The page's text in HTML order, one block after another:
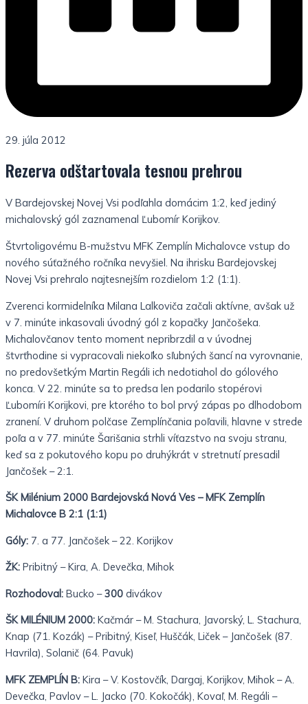
29. júla 2012
Rezerva odštartovala tesnou prehrou
V Bardejovskej Novej Vsi podľahla domácim 1:2, keď jediný
michalovský gól zaznamenal Ľubomír Korijkov.
Štvrtoligovému B-mužstvu MFK Zemplín Michalovce vstup do
nového súťažného ročníka nevyšiel. Na ihrisku Bardejovskej
Novej Vsi prehralo najtesnejším rozdielom 1:2 (1:1).
Zverenci kormidelníka Milana Lalkoviča začali aktívne, avšak už
v 7. minúte inkasovali úvodný gól z kopačky Jančošeka.
Michalovčanov tento moment nepribrzdil a v úvodnej
štvrťhodine si vypracovali niekoľko sľubných šancí na vyrovnanie,
no predovšetkým Martin Regáli ich nedotiahol do gólového
konca. V 22. minúte sa to predsa len podarilo stopérovi
Ľubomíri Korijkovi, pre ktorého to bol prvý zápas po dlhodobom
zranení. V druhom polčase Zemplínčania poľavili, hlavne v strede
poľa a v 77. minúte Šarišania strhli víťazstvo na svoju stranu,
keď sa z pokutového kopu po druhýkrát v stretnutí presadil
Jančošek – 2:1.
ŠK Milénium 2000 Bardejovská Nová Ves – MFK Zemplín
Michalovce B 2:1 (1:1)
Góly: 7. a 77. Jančošek – 22. Korijkov
ŽK: Pribitný – Kira, A. Devečka, Mihok
Rozhodoval: Bucko –300 divákov
ŠK MILÉNIUM 2000: Kačmár – M. Stachura, Javorský, L. Stachura,
Knap (71. Kozák) – Pribitný, Kiseľ, Huščák, Liček – Jančošek (87.
Havrila), Solanič (64. Pavuk)
MFK ZEMPLÍN B: Kira – V. Kostovčík, Dargaj, Korijkov, Mihok – A.
Devečka, Pavlov – L. Jacko (70. Kokočák), Kovaľ, M. Regáli –